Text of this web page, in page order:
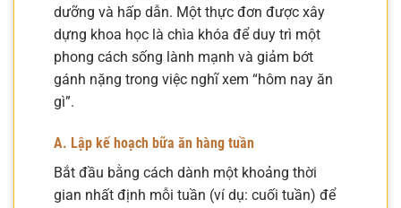
dưỡng và hấp dẫn. Một thực đơn được xây
dựng khoa học là chìa khóa để duy trì một
phong cách sống lành mạnh và giảm bớt
gánh nặng trong việc nghĩ xem “hôm nay ăn
gì”.
A. Lập kế hoạch bữa ăn hàng tuần
Bắt đầu bằng cách dành một khoảng thời
gian nhất định mỗi tuần (ví dụ: cuối tuần) để